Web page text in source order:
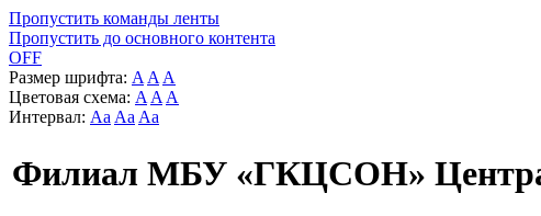
Пропустить команды ленты
Пропустить до основного контента
OFF
Размер шрифта: A A A
Цветовая схема: A A A
Интервал: Aa Aa Aa
Филиал МБУ «ГКЦСОН»